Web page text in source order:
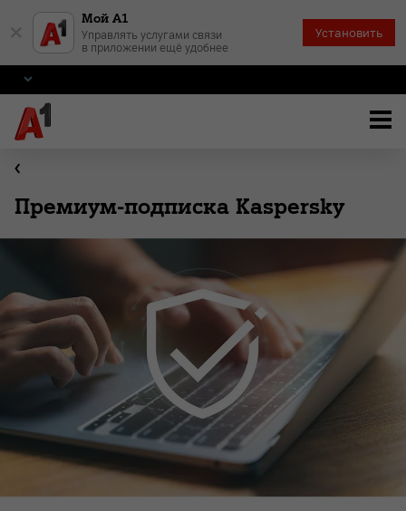
Мой А1
Управлять услугами связи
в приложении ещё удобнее
Установить
Премиум-подписка Kaspersky